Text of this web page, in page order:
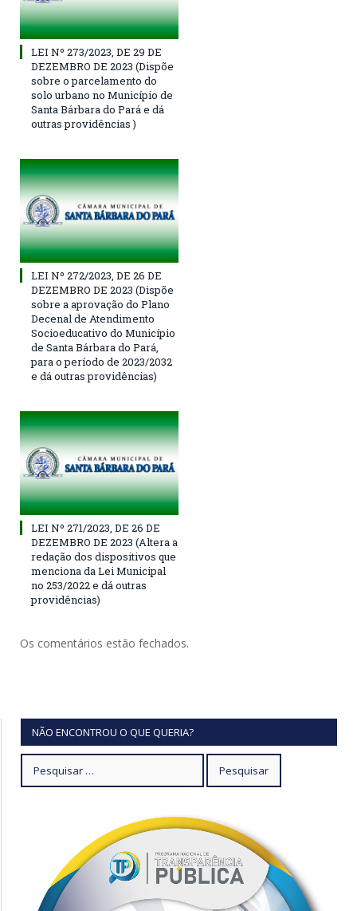
LEI Nº 273/2023, DE 29 DE
DEZEMBRO DE 2023 (Dispõe
sobre o parcelamento do
solo urbano no Município de
Santa Bárbara do Pará e dá
outras providências )
LEI Nº 272/2023, DE 26 DE
DEZEMBRO DE 2023 (Dispõe
sobre a aprovação do Plano
Decenal de Atendimento
Socioeducativo do Município
de Santa Bárbara do Pará,
para o período de 2023/2032
e dá outras providências)
LEI Nº 271/2023, DE 26 DE
DEZEMBRO DE 2023 (Altera a
redação dos dispositivos que
menciona da Lei Municipal
no 253/2022 e dá outras
providências)
Os comentários estão fechados.
NÃO ENCONTROU O QUE QUERIA?